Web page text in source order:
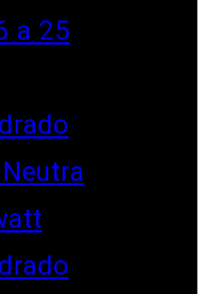
a 25